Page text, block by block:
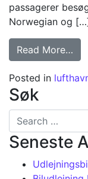
passagerer
Norwegian og
Read More…
Posted in
Søk
Search for:
Seneste